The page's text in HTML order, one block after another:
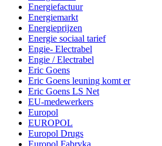
Energiefactuur
Energiemarkt
Energieprijzen
Energie sociaal tarief
Engie- Electrabel
Engie / Electrabel
Eric Goens
Eric Goens leuning komt er
Eric Goens LS Net
EU-medewerkers
Europol
EUROPOL
Europol Drugs